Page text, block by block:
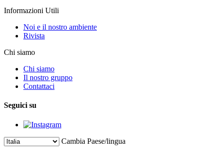
Informazioni Utili
Noi e il nostro ambiente
Rivista
Chi siamo
Chi siamo
Il nostro gruppo
Contattaci
Seguici su
Cambia Paese/lingua